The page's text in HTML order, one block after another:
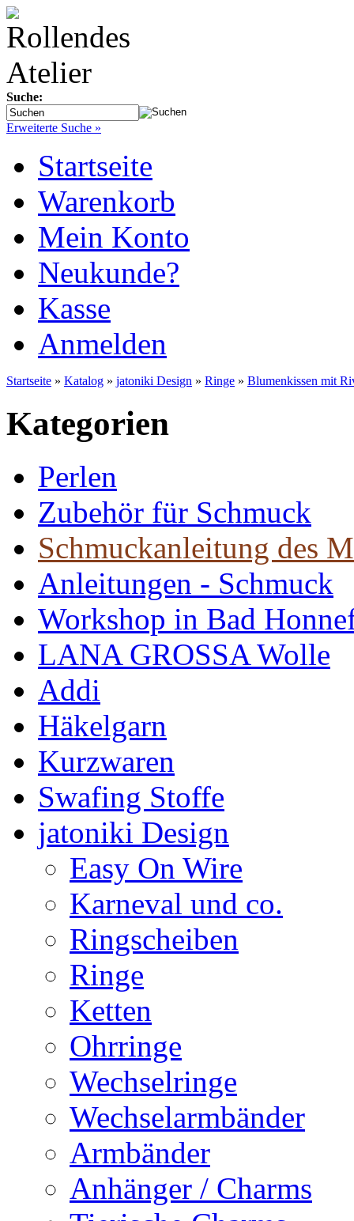
Suche:
Erweiterte Suche »
Startseite
Warenkorb
Mein Konto
Neukunde?
Kasse
Anmelden
Startseite » Katalog » jatoniki Design » Ringe » Blumenkissen mit
Kategorien
Perlen
Zubehör für Schmuck
Schmuckanleitung des
Anleitungen - Schmuck
Workshop in Bad
LANA GROSSA Wolle
Addi
Häkelgarn
Kurzwaren
Swafing Stoffe
jatoniki Design
Easy On Wire
Karneval und co.
Ringscheiben
Ringe
Ketten
Ohrringe
Wechselringe
Wechselarmbänder
Armbänder
Anhänger / Charms